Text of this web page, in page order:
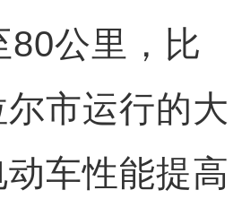
80公里，比
尔市运行的大
车性能提高